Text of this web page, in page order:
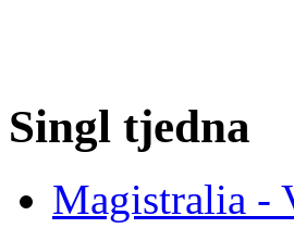
Singl tjedna
Magistralia -